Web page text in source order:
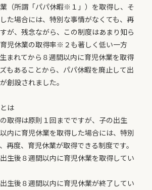
（所謂「パパ休暇※１」）を取得し、そ
た場合には、特別な事情がなくても、再
が、残念ながら、この制度はあまり知ら
児休業の取得率※２も著しく低い一方
まれてから８週間以内に育児休業を取得
もあることから、パパ休暇を廃止して出
創設されました。
は
取得は原則１回までですが、子の出生
内に育児休業を取得した場合には、特別
再度、育児休業が取得できる制度です。
生後８週間以内に育児休業を取得してい
生後８週間以内に育児休業が終了してい